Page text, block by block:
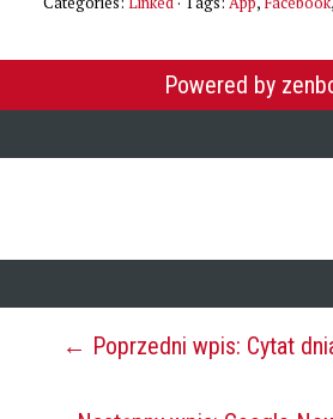
Powered by
← Poprzedni wpis: Cytat